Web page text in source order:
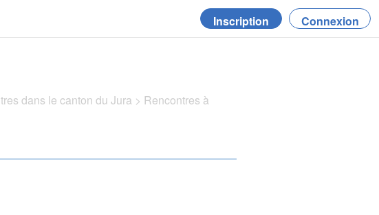
Inscription Connexion
dans le canton du Jura > Rencontres à